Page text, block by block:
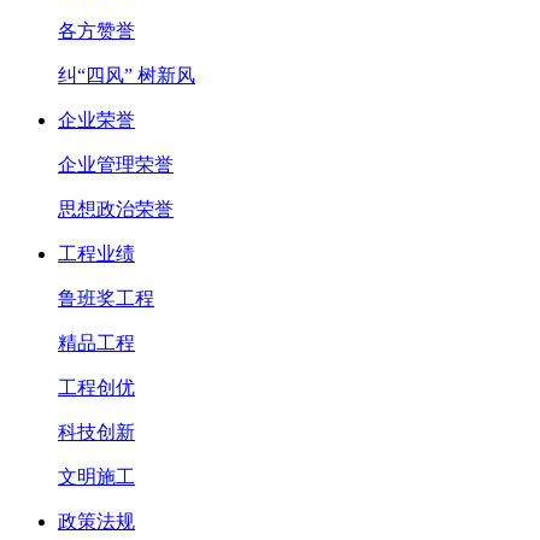
各方赞誉
纠“四风” 树新风
企业荣誉
企业管理荣誉
思想政治荣誉
工程业绩
鲁班奖工程
精品工程
工程创优
科技创新
文明施工
政策法规